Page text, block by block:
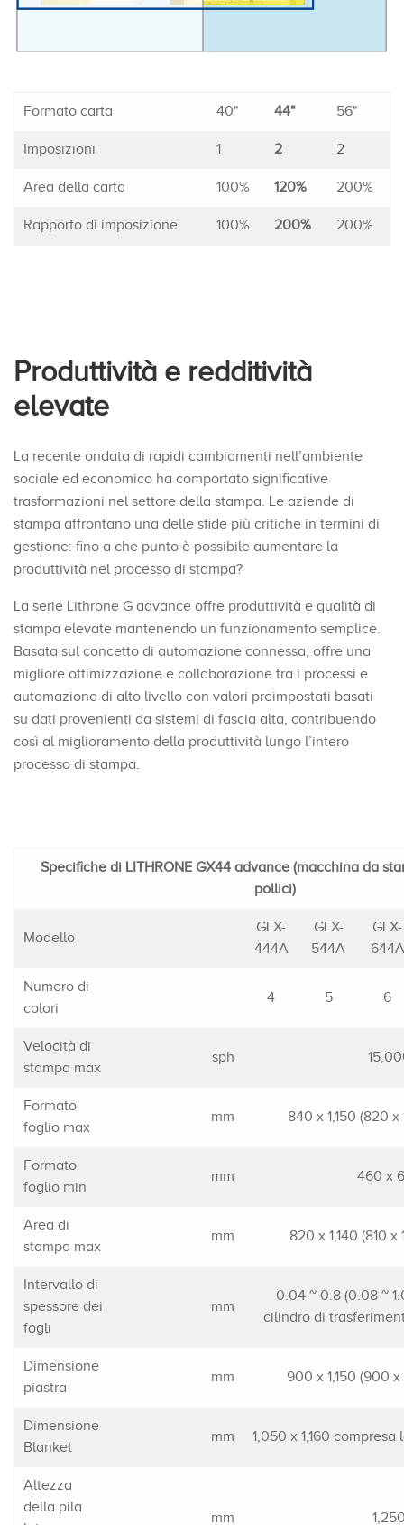
Formato carta 40" 44" 56"
Imposizioni 1 2 2
Area della carta 100% 120% 200%
Rapporto di imposizione 100% 200% 200%
Produttività e redditività
elevate
La recente ondata di rapidi cambiamenti nell’ambiente
sociale ed economico ha comportato significative
trasformazioni nel settore della stampa. Le aziende di
stampa affrontano una delle sfide più critiche in termini di
gestione: fino a che punto è possibile aumentare la
produttività nel processo di stampa?
La serie Lithrone G advance offre produttività e qualità di
stampa elevate mantenendo un funzionamento semplice.
Basata sul concetto di automazione connessa, offre una
migliore ottimizzazione e collaborazione tra i processi e
automazione di alto livello con valori preimpostati basati
su dati provenienti da sistemi di fascia alta, contribuendo
così al miglioramento della produttività lungo l’intero
processo di stampa.
Specifiche di LITHRONE GX44 advance (macchina da
pollici)
Modello
GLX-
444A
GLX-
544A
GLX-
644A
Numero di
colori
4 5 6
Velocità di
stampa max
sph
Formato
foglio max
mm 840 x 1,150 (820 x
Formato
foglio min
mm 460 x
Area di
stampa max
mm 820 x 1,140 (810 x
Intervallo di
spessore dei
fogli
mm
0.04 ~ 0.8 (0.08 ~
cilindro di
Dimensione
piastra
mm 900 x 1,150 (900 x
Dimensione
Blanket
mm 1,050 x 1,160
Altezza
della pila
mm